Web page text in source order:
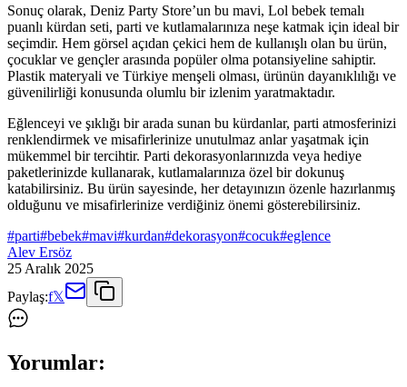
Sonuç olarak, Deniz Party Store’un bu mavi, Lol bebek temalı
puanlı kürdan seti, parti ve kutlamalarınıza neşe katmak için ideal bir
seçimdir. Hem görsel açıdan çekici hem de kullanışlı olan bu ürün,
çocuklar ve gençler arasında popüler olma potansiyeline sahiptir.
Plastik materyali ve Türkiye menşeli olması, ürünün dayanıklılığı ve
güvenilirliği konusunda olumlu bir izlenim yaratmaktadır.
Eğlenceyi ve şıklığı bir arada sunan bu kürdanlar, parti atmosferinizi
renklendirmek ve misafirlerinize unutulmaz anlar yaşatmak için
mükemmel bir tercihtir. Parti dekorasyonlarınızda veya hediye
paketlerinizde kullanarak, kutlamalarınıza özel bir dokunuş
katabilirsiniz. Bu ürün sayesinde, her detayınızın özenle hazırlanmış
olduğunu ve misafirlerinize verdiğiniz önemi gösterebilirsiniz.
#parti#bebek#mavi#kurdan#dekorasyon#cocuk#eglence
Alev Ersöz
25 Aralık 2025
Paylaş:f𝕏
Yorumlar: